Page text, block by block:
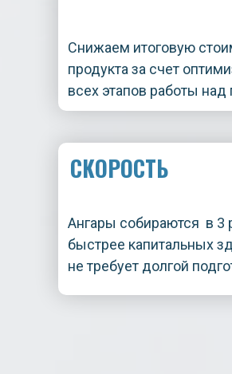
Снижаем итоговую
продукта за счет
всех этапов работы над
СКОРОСТЬ
Ангары собираются в 3
быстрее капитальных
не требует долгой